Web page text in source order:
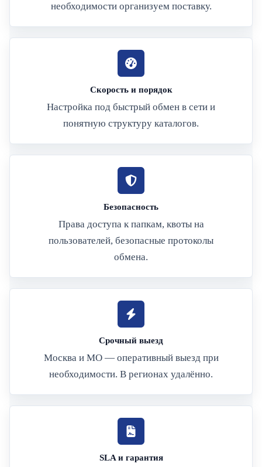
необходимости организуем поставку.
Скорость и порядок
Настройка под быстрый обмен в сети и
понятную структуру каталогов.
Безопасность
Права доступа к папкам, квоты на
пользователей, безопасные протоколы
обмена.
Срочный выезд
Москва и МО — оперативный выезд при
необходимости. В регионах удалённо.
SLA и гарантия